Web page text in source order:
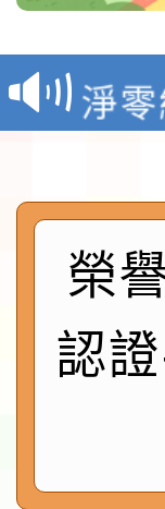
報
淨
及
實
115
程
函
鎮
速
「
本
第3
檢
榮
認